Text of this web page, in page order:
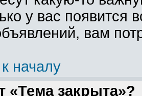
у вас появится
вам
началу
«Тема закрыта»?